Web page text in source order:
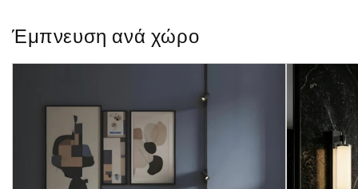
Έμπνευση ανά χώρο